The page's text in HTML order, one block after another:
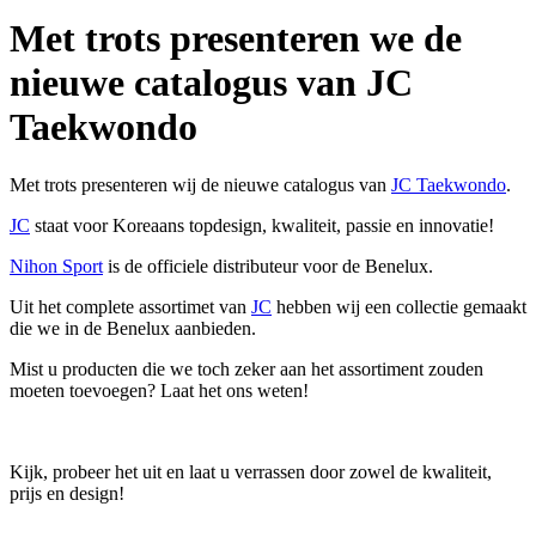
Met trots presenteren we de
nieuwe catalogus van JC
Taekwondo
Met trots presenteren wij de nieuwe catalogus van JC Taekwondo.
JC staat voor Koreaans topdesign, kwaliteit, passie en innovatie!
Nihon Sport is de officiele distributeur voor de Benelux.
Uit het complete assortimet van JC hebben wij een collectie gemaakt
die we in de Benelux aanbieden.
Mist u producten die we toch zeker aan het assortiment zouden
moeten toevoegen? Laat het ons weten!
Kijk, probeer het uit en laat u verrassen door zowel de kwaliteit,
prijs en design!